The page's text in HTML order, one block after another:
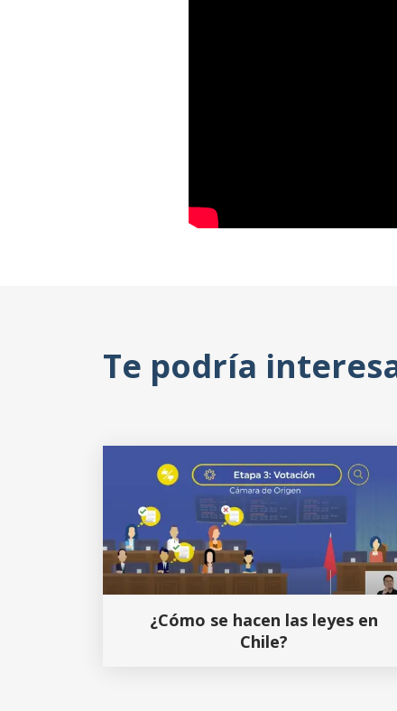
Te podría
¿Cómo se hacen las leyes en
Chile?